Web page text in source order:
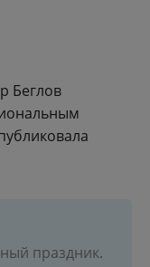
Беглов
праздник.